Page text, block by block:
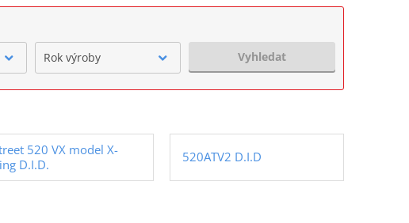
Rok výroby Vyhledat
520 VX model X-
D.I.D.
520ATV2 D.I.D